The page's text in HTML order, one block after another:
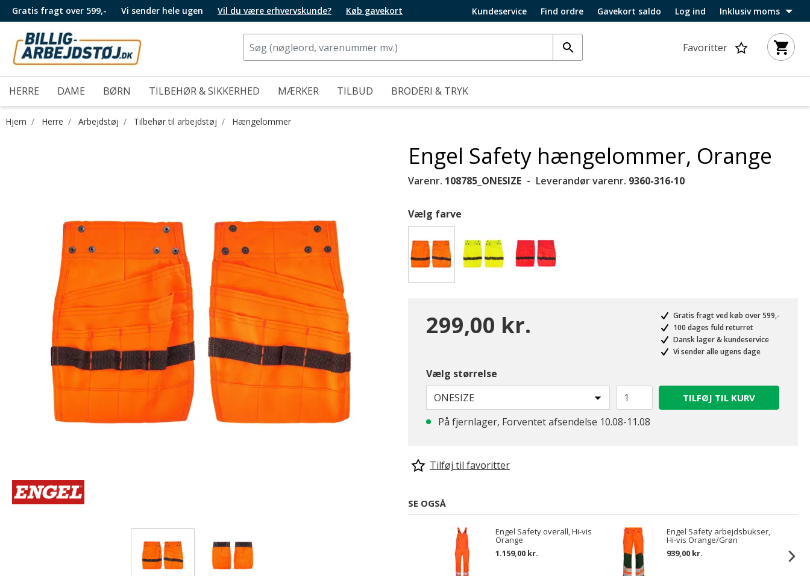
Gratis fragt over 599,- Vi sender hele ugen Vil du være erhvervskunde? Køb gavekort Kundeservice Find ordre Gavekort saldo Log ind Inklusiv moms
Favoritter
HERRE DAME BØRN TILBEHØR & SIKKERHED MÆRKER TILBUD BRODERI & TRYK
Hjem Herre Arbejdstøj Tilbehør til arbejdstøj Hængelommer
Engel Safety hængelommer, Orange
Varenr. 108785_ONESIZE Leverandør varenr. 9360-316-10
Vælg farve
299,00 kr.
Gratis fragt ved køb over 599,-
100 dages fuld returret
Dansk lager & kundeservice
Vi sender alle ugens dage
Vælg størrelse
ONESIZE
TILFØJ TIL KURV
På fjernlager, Forventet afsendelse 10.08-11.08
Tilføj til favoritter
SE OGSÅ
Engel Safety overall, Hi-vis
Orange
1.159,00 kr.
Engel Safety arbejdsbukser,
Hi-vis Orange/Grøn
939,00 kr.